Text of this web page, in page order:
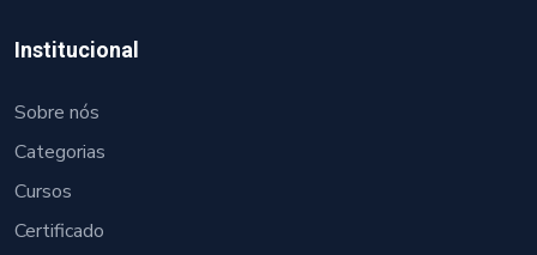
Institucional
Sobre nós
Categorias
Cursos
Certificado